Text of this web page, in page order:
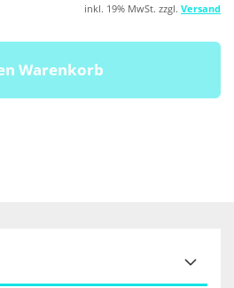
inkl. 19% MwSt. zzgl. Versand
Warenkorb